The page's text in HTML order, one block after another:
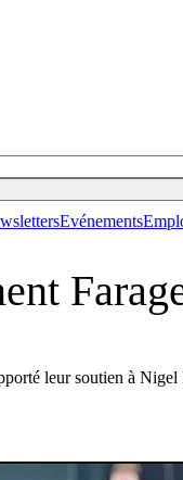
Evénements
leur soutien à